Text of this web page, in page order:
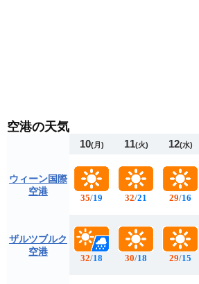
空港の天気
ウィーン国際
空港
ザルツブルク
空港
10(月)
35/19
32/18
11(火)
32/21
30/18
12(水)
29/16
29/15